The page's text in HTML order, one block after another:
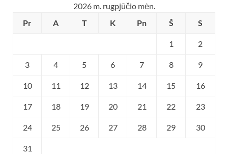
2026 m. rugpjūčio mėn.
Pr
A T K Pn Š S
1 2
3 4 5 6 7 8 9
10 11 12 13 14 15 16
17 18 19 20 21 22 23
24 25 26 27 28 29 30
31